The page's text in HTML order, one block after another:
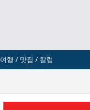
여행 / 맛집 / 칼럼